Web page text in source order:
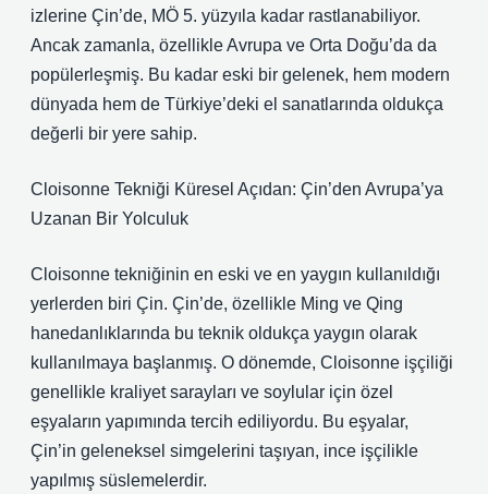
izlerine Çin’de, MÖ 5. yüzyıla kadar rastlanabiliyor.
Ancak zamanla, özellikle Avrupa ve Orta Doğu’da da
popülerleşmiş. Bu kadar eski bir gelenek, hem modern
dünyada hem de Türkiye’deki el sanatlarında oldukça
değerli bir yere sahip.
Cloisonne Tekniği Küresel Açıdan: Çin’den Avrupa’ya
Uzanan Bir Yolculuk
Cloisonne tekniğinin en eski ve en yaygın kullanıldığı
yerlerden biri Çin. Çin’de, özellikle Ming ve Qing
hanedanlıklarında bu teknik oldukça yaygın olarak
kullanılmaya başlanmış. O dönemde, Cloisonne işçiliği
genellikle kraliyet sarayları ve soylular için özel
eşyaların yapımında tercih ediliyordu. Bu eşyalar,
Çin’in geleneksel simgelerini taşıyan, ince işçilikle
yapılmış süslemelerdir.